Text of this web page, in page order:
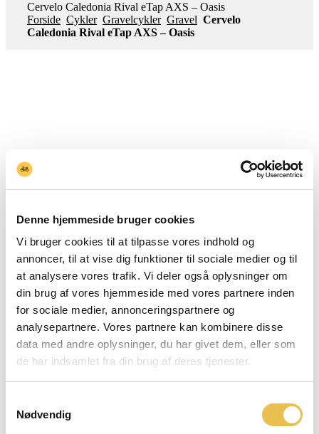
Denne hjemmeside bruger cookies
Vi bruger cookies til at tilpasse vores indhold og
annoncer, til at vise dig funktioner til sociale medier og til
at analysere vores trafik. Vi deler også oplysninger om
din brug af vores hjemmeside med vores partnere inden
for sociale medier, annonceringspartnere og
analysepartnere. Vores partnere kan kombinere disse
data med andre oplysninger, du har givet dem, eller som
de har indsamlet fra din brug af deres tjenester.
Nødvendig
Cervelo Caledonia Rival eTap AXS – Oasis
Forside Cykler Gravelcykler Gravel Cervelo
Caledonia Rival eTap AXS – Oasis